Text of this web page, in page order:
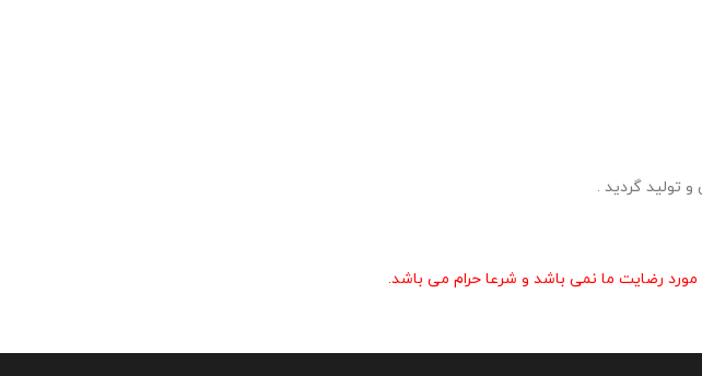
رضایت ما نمی باشد و شرعا حرام می باشد.